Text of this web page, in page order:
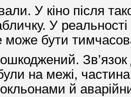
У кіно після
У
бути
на межі,
й